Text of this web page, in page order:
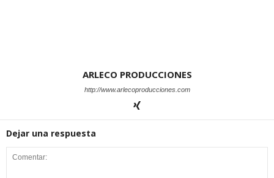
ARLECO PRODUCCIONES
http://www.arlecoproducciones.com
Dejar una respuesta